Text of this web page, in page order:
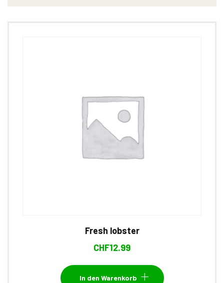
Fresh lobster
CHF12.99
In den Warenkorb